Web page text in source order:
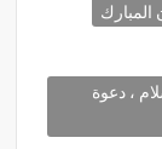
، دعوة